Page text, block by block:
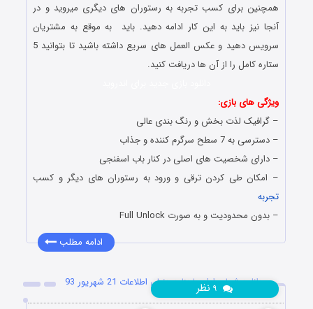
همچنین برای کسب تجربه به رستوران های دیگری میروید و در
آنجا نیز باید به این کار ادامه دهید. باید به موقع به مشتریان
سرویس دهید و عکس العمل های سریع داشته باشید تا بتوانید 5
ستاره کامل را از آن ها دریافت کنید.
ویژگی های بازی:
– گرافیک لذت بخش و رنگ بندی عالی
– دسترسی به 7 سطح سرگرم کننده و جذاب
– دارای شخصیت های اصلی در کنار باب اسفنجی
– امکان طی کردن ترقی و ورود به رستوران های دیگر و کسب
تجربه
– بدون محدودیت و به صورت Full Unlock
ادامه مطلب
دانلود شماره اول ماهنامه دنیای اطلاعات 21 شهریور 93
نظر